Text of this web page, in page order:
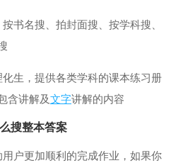
书名搜、拍封面搜、按学科搜、
生，提供各类学科的课本练习册
含讲解及文字讲解的内容
搜整本答案
户更加顺利的完成作业，如果你